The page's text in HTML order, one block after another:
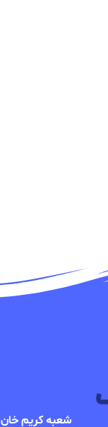
شعبه کریم خان